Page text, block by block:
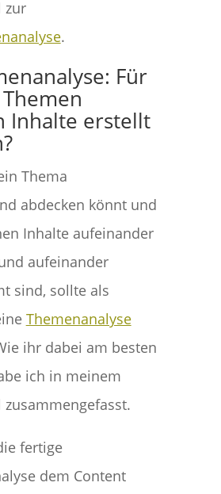
zur
.
Für
Inhalte erstellt
Thema
abdecken könnt und
Inhalte aufeinander
aufeinander
sind, sollte als
Themenanalyse
ihr dabei am besten
ich in meinem
fertige
dem Content